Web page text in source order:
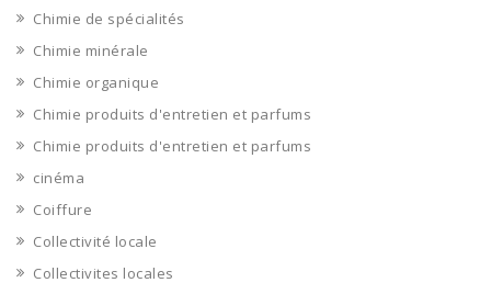
Chimie de spécialités
Chimie minérale
Chimie organique
Chimie produits d'entretien et parfums
Chimie produits d'entretien et parfums
cinéma
Coiffure
Collectivité locale
Collectivites locales